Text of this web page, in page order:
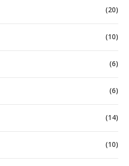
(20)
(10)
(6)
(6)
(14)
(10)